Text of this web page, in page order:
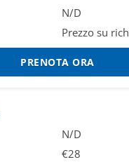
N/D
Prezzo su
PRENOTA ORA
N/D
€28